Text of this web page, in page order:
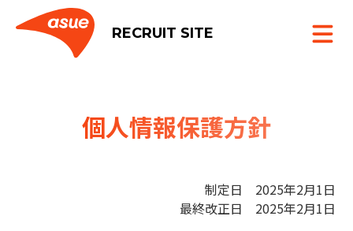
RECRUIT SITE
個人情報保護方針
制定日 2025年2月1日
最終改正日 2025年2月1日